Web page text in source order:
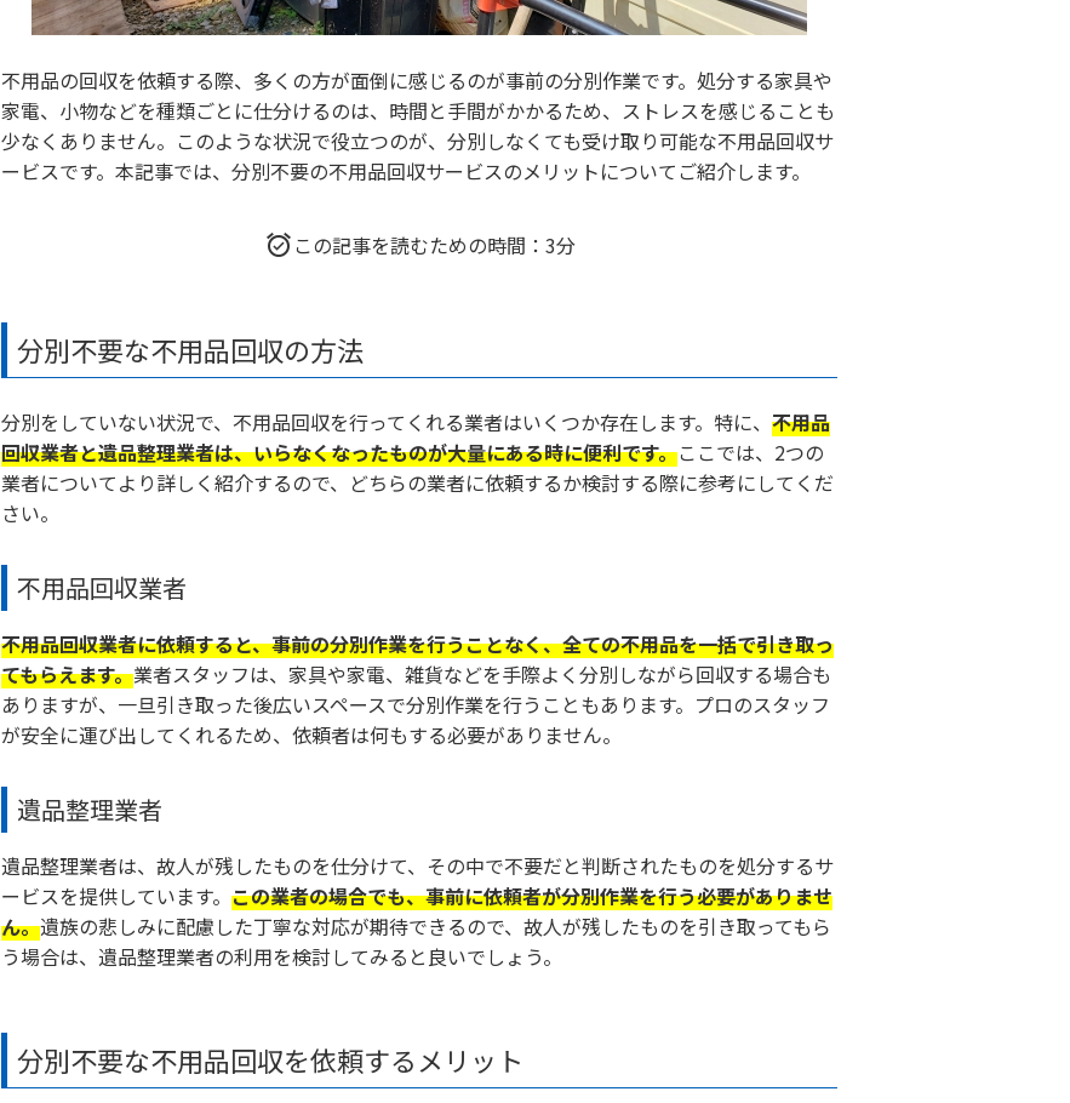
不用品の回収を依頼する際、多くの方が面倒に感じるのが事前の分別作業です。処分する家具や
家電、小物などを種類ごとに仕分けるのは、時間と手間がかかるため、ストレスを感じることも
少なくありません。このような状況で役立つのが、分別しなくても受け取り可能な不用品回収サ
ービスです。本記事では、分別不要の不用品回収サービスのメリットについてご紹介します。
この記事を読むための時間：3分
分別不要な不用品回収の方法
分別をしていない状況で、不用品回収を行ってくれる業者はいくつか存在します。特に、 不用品
回収業者と遺品整理業者は、いらなくなったものが大量にある時に便利です。ここでは、2つの
業者についてより詳しく紹介するので、どちらの業者に依頼するか検討する際に参考にしてくだ
さい。
不用品回収業者
不用品回収業者に依頼すると、事前の分別作業を行うことなく、全ての不用品を一括で引き取っ
てもらえます。業者スタッフは、家具や家電、雑貨などを手際よく分別しながら回収する場合も
ありますが、一旦引き取った後広いスペースで分別作業を行うこともあります。プロのスタッフ
が安全に運び出してくれるため、依頼者は何もする必要がありません。
遺品整理業者
遺品整理業者は、故人が残したものを仕分けて、その中で不要だと判断されたものを処分するサ
ービスを提供しています。 この業者の場合でも、事前に依頼者が分別作業を行う必要がありませ
ん。遺族の悲しみに配慮した丁寧な対応が期待できるので、故人が残したものを引き取ってもら
う場合は、遺品整理業者の利用を検討してみると良いでしょう。
分別不要な不用品回収を依頼するメリット